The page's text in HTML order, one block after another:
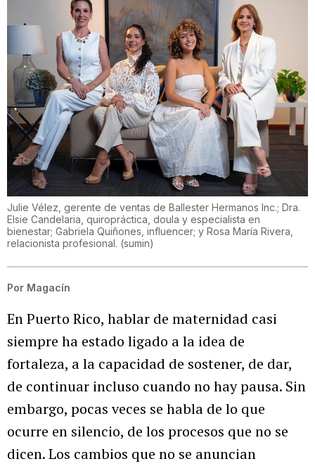
Julie Vélez, gerente de ventas de Ballester Hermanos Inc.; Dra.
Elsie Candelaria, quiropráctica, doula y especialista en
bienestar; Gabriela Quiñones, influencer; y Rosa María Rivera,
relacionista profesional. (sumin)
Por Magacín
En Puerto Rico, hablar de maternidad casi
siempre ha estado ligado a la idea de
fortaleza, a la capacidad de sostener, de dar,
de continuar incluso cuando no hay pausa. Sin
embargo, pocas veces se habla de lo que
ocurre en silencio, de los procesos que no se
dicen. Los cambios que no se anuncian